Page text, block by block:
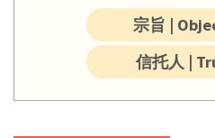
宗旨 |
信托人 |